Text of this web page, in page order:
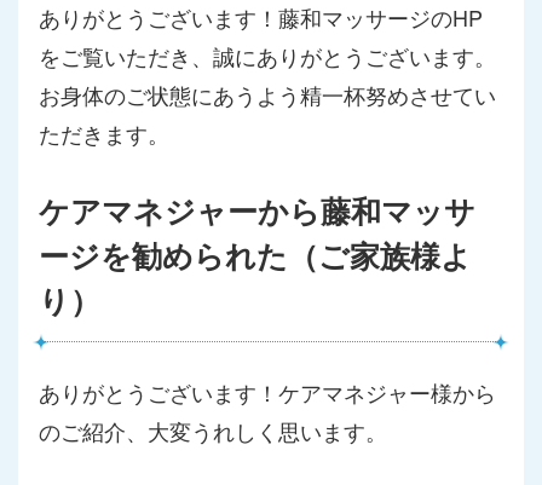
ありがとうございます！藤和マッサージのHP
をご覧いただき、誠にありがとうございます。
お身体のご状態にあうよう精一杯努めさせてい
ただきます。
ケアマネジャーから藤和マッサ
ージを勧められた（ご家族様よ
り）
ありがとうございます！ケアマネジャー様から
のご紹介、大変うれしく思います。